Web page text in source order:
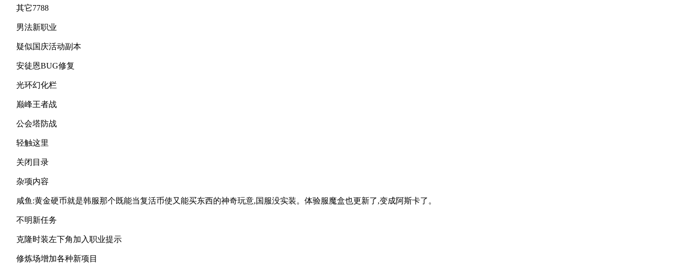
其它7788
男法新职业
疑似国庆活动副本
安徒恩BUG修复
光环幻化栏
巅峰王者战
公会塔防战
轻触这里
关闭目录
杂项内容
咸鱼:黄金硬币就是韩服那个既能当复活币使又能买东西的神奇玩意,国服没实装。体验服魔盒也更新了,变成阿斯卡了。
不明新任务
克隆时装左下角加入职业提示
修炼场增加各种新项目